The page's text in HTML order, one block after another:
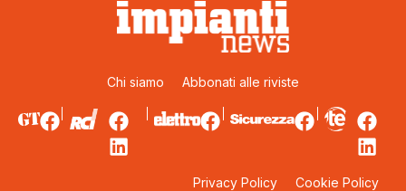
Chi siamo Abbonati alle riviste
Privacy Policy Cookie Policy